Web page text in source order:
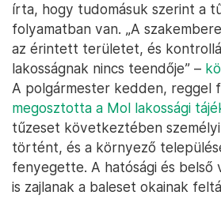
írta, hogy tudomásuk szerint a
folyamatban van. „A
az érintett területet, és
lakosságnak nincs teendője” –
A polgármester kedden, reggel
megosztotta a Mol lakossági
tűzeset következtében
történt, és a környező
fenyegette. A hatósági és belső
is zajlanak a baleset okainak